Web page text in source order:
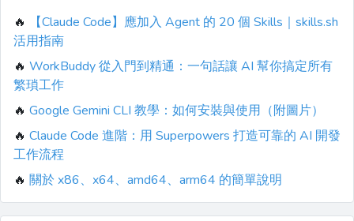
🔥
【Claude Code】應加入 Agent 的 20 個 Skills｜skills.sh
活用指南
🔥 WorkBuddy 從入門到精通：一句話讓 AI 幫你搞定所有
繁瑣工作
🔥 Google Gemini CLI 教學：如何安裝與使用（附圖片）
🔥 Claude Code 進階：用 Superpowers 打造可靠的 AI 開發
工作流程
🔥 關於 x86、x64、amd64、arm64 的簡單說明